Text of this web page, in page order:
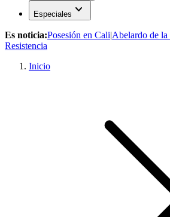
Especiales expand_more
Es noticia:Posesión en Cali|Abelardo de la
Resistencia
Inicio